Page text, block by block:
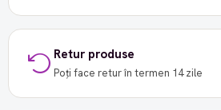
Retur produse
Poți face retur în termen 14 zile